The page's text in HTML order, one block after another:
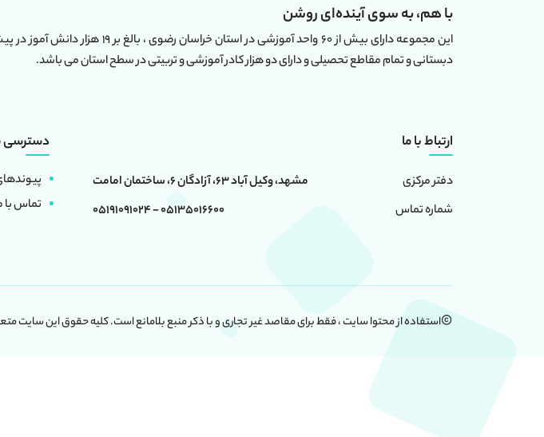
با هم، به سوی آینده‌ای روشن
این مجموعه دارای بیش از ۶۰ واحد آموزشی در استان خراسان رضوی ، بالغ بر ۱۹ هزار
دبستانی و تمام مقاطع تحصیلی و دارای دو هزار کادر آموزشی و تربیتی در سطح استان می باشد.
ارتباط با ما
دفتر مرکزی
مشهد، وکیل آباد 63، آزادگان 6، ساختمان امامت
شماره تماس
05135016600 - 05191091024
دسترسی
تماس با
استفاده از محتوا سایت ، فقط برای مقاصد غیر تجاری و با ذکر منبع بلامانع است. کلیه حقوق این سایت